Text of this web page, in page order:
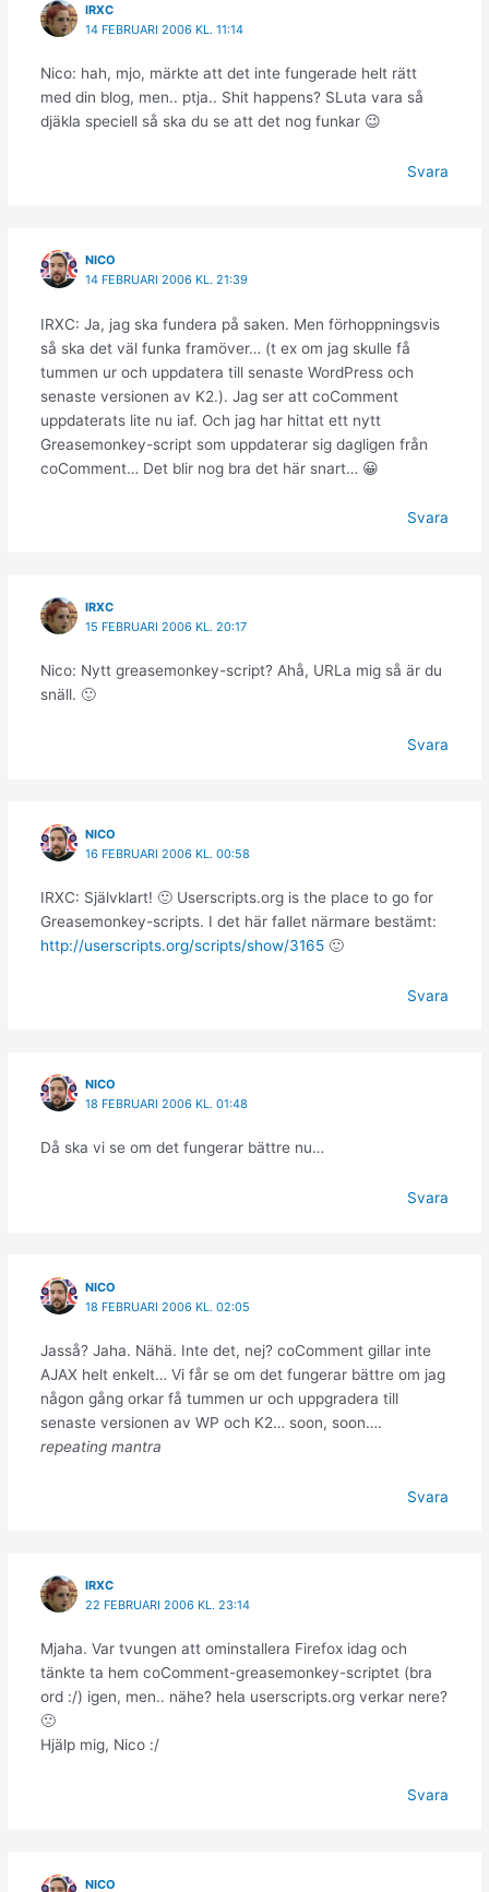
IRXC
14 FEBRUARI 2006 KL. 11:14
Nico: hah, mjo, märkte att det inte fungerade helt rätt
med din blog, men.. ptja.. Shit happens? SLuta vara så
djäkla speciell så ska du se att det nog funkar 😉
Svara
NICO
14 FEBRUARI 2006 KL. 21:39
IRXC: Ja, jag ska fundera på saken. Men förhoppningsvis
så ska det väl funka framöver… (t ex om jag skulle få
tummen ur och uppdatera till senaste WordPress och
senaste versionen av K2.). Jag ser att coComment
uppdaterats lite nu iaf. Och jag har hittat ett nytt
Greasemonkey-script som uppdaterar sig dagligen från
coComment… Det blir nog bra det här snart… 😀
Svara
IRXC
15 FEBRUARI 2006 KL. 20:17
Nico: Nytt greasemonkey-script? Ahå, URLa mig så är du
snäll. 🙂
Svara
NICO
16 FEBRUARI 2006 KL. 00:58
IRXC: Självklart! 🙂 Userscripts.org is the place to go for
Greasemonkey-scripts. I det här fallet närmare bestämt:
http://userscripts.org/scripts/show/3165🙂
Svara
NICO
18 FEBRUARI 2006 KL. 01:48
Då ska vi se om det fungerar bättre nu…
Svara
NICO
18 FEBRUARI 2006 KL. 02:05
Jasså? Jaha. Nähä. Inte det, nej? coComment gillar inte
AJAX helt enkelt… Vi får se om det fungerar bättre om jag
någon gång orkar få tummen ur och uppgradera till
senaste versionen av WP och K2… soon, soon….
repeating mantra
Svara
IRXC
22 FEBRUARI 2006 KL. 23:14
Mjaha. Var tvungen att ominstallera Firefox idag och
tänkte ta hem coComment-greasemonkey-scriptet (bra
ord :/) igen, men.. nähe? hela userscripts.org verkar nere?
🙁
Hjälp mig, Nico :/
Svara
NICO